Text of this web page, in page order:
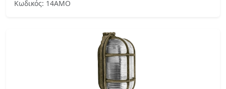
Κωδικός: 14ΑΜΟ